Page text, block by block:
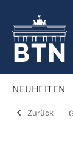
NEUHEITEN
Zurück